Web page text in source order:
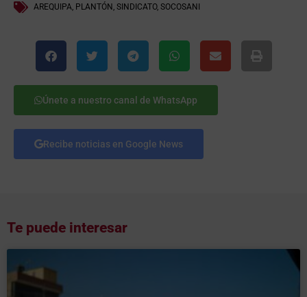
AREQUIPA, PLANTÓN , SINDICATO, SOCOSANI
Únete a nuestro canal de WhatsApp
Recibe noticias en Google News
Te puede interesar